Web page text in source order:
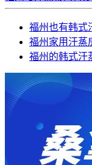
福州也有韩式
福州家用汗蒸
福州的韩式汗